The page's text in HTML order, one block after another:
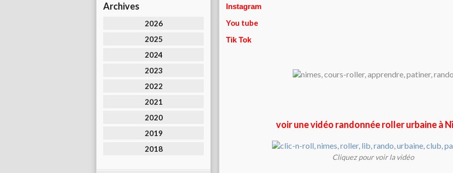
Archives
2026
2025
2024
2023
2022
2021
2020
2019
2018
Instagram
You tube
Tik Tok
voir une vidéo randonnée roller urbaine à
Cliquez pour voir la vidéo